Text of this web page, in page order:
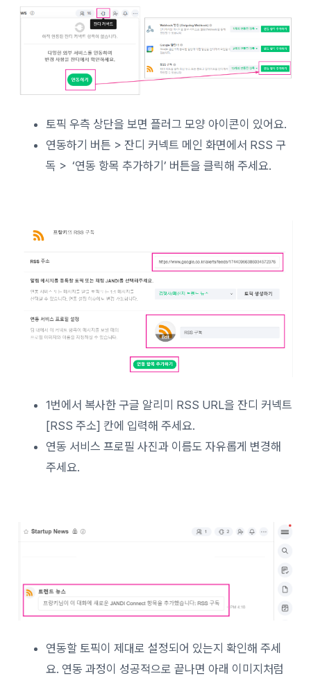
토픽 우측 상단을 보면 플러그 모양 아이콘이 있어요.
연동하기 버튼 > 잔디 커넥트 메인 화면에서 RSS 구
독 > ‘연동 항목 추가하기’ 버튼을 클릭해 주세요.
1번에서 복사한 구글 알리미 RSS URL을 잔디 커넥트
[RSS 주소] 칸에 입력해 주세요.
연동 서비스 프로필 사진과 이름도 자유롭게 변경해
주세요.
연동할 토픽이 제대로 설정되어 있는지 확인해 주세
요. 연동 과정이 성공적으로 끝나면 아래 이미지처럼